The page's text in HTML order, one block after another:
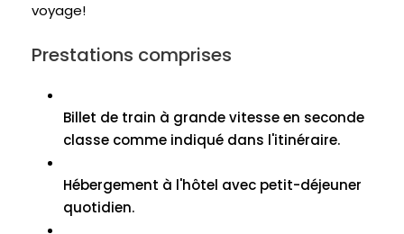
voyage!
Prestations comprises
Billet de train à grande vitesse en seconde
classe comme indiqué dans l'itinéraire.
Hébergement à l'hôtel avec petit-déjeuner
quotidien.